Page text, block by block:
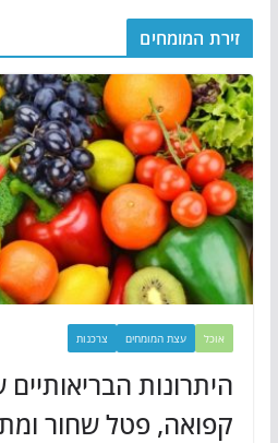
זירת המומחים
אוכל עצת המומחים צרכנות
היתרונות הבריאותיים
קפואה, פטל שחור